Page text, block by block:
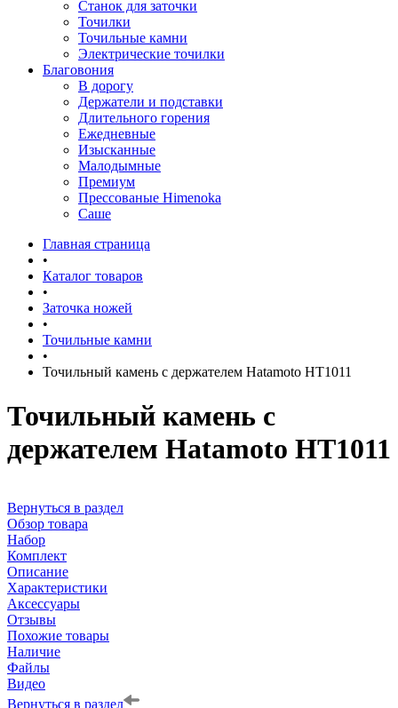
Станок для заточки
Точилки
Точильные камни
Электрические точилки
Благовония
В дорогу
Держатели и подставки
Длительного горения
Ежедневные
Изысканные
Малодымные
Премиум
Прессованые Himenoka
Саше
Главная страница
•
Каталог товаров
•
Заточка ножей
•
Точильные камни
•
Точильный камень с держателем Hatamoto HT1011
Точильный камень с
держателем Hatamoto HT1011
Вернуться в раздел
Обзор товара
Набор
Комплект
Описание
Характеристики
Аксессуары
Отзывы
Похожие товары
Наличие
Файлы
Видео
Вернуться в раздел